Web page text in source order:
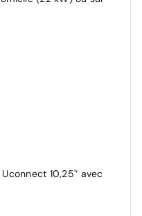
(crépuscule/aube)
10,25'‘ avec